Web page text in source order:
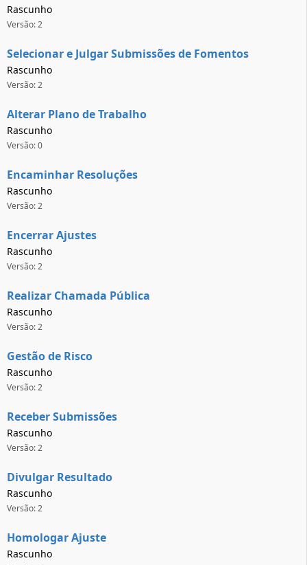
Rascunho
Versão: 2
Selecionar e Julgar Submissões de Fomentos
Rascunho
Versão: 2
Alterar Plano de Trabalho
Rascunho
Versão: 0
Encaminhar Resoluções
Rascunho
Versão: 2
Encerrar Ajustes
Rascunho
Versão: 2
Realizar Chamada Pública
Rascunho
Versão: 2
Gestão de Risco
Rascunho
Versão: 2
Receber Submissões
Rascunho
Versão: 2
Divulgar Resultado
Rascunho
Versão: 2
Homologar Ajuste
Rascunho